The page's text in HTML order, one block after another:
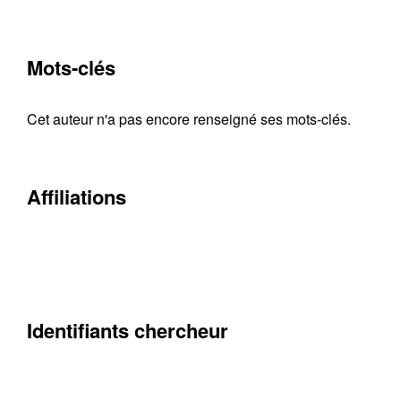
Mots-clés
Cet auteur n'a pas encore renseigné ses mots-clés.
Affiliations
Identifiants chercheur